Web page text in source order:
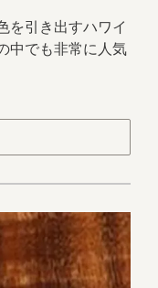
を引き出すハワイ
中でも非常に人気